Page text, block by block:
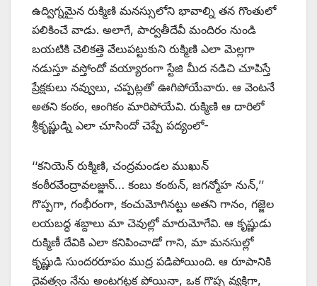
ఉద్విగ్నమైన రుక్మిణి మనస్సులోని భావాల్ని తన గొంతులో
పలికించే వాడు. అలాగే, పార్వతీదేవీ మందిరం నుండి
బయటికి చెలికత్తె వేలుపట్టుకుని రుక్మిణి ఎలా మెల్లగా
నడుస్తూ వస్తోందో వయ్యారంగా స్టేజి మీద నడిచి చూపిస్తే
ప్రేక్షకులు నవ్వులు, చప్పట్లతో ఊగిపోయేవారు. ఆ వెంటనే
అతని కంఠం, ఆంగికం మారిపోయేవి. రుక్మిణి ఆ దారిలో
శ్రీకృష్ణుడ్ని ఎలా చూసిందో చెప్పే పద్యంలో-
‘‘కనియెన్‌ ‌రుక్మిణి, చంద్రమండల ముఖున్‌
‌కంఠీరవేంద్రావలజ్జున్‌… ‌కంబు కంఠున్‌, ‌జగన్మోహ నున్‌,’’
‌గొప్పగా, గంభీరంగా, కంచుమోగినట్టు అతని గానం, గజ్జెల
లయబద్ధ శబ్దాలు మా చెవుల్లో మారుమోగేవి. ఆ కృష్ణుడు
రుక్మిణీ దేవికి ఎలా కనిపించాడో గాని, మా మనసుల్లో
కృష్ణుడి సుందరరూపం ముద్ర పడిపోయింది. ఆ రూపానికి
దైవత్వం నేను అంటగట్టక పోయినా, ఒక గొప్ప వ్యక్తిగా,